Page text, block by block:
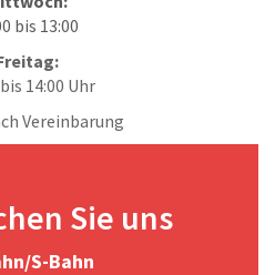
bis 13:00
14:00 Uhr
Vereinbarung
Sie uns
S-Bahn